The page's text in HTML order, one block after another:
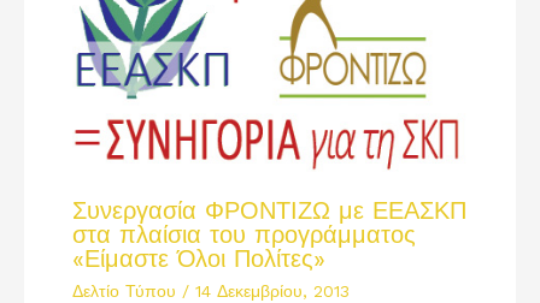
Συνεργασία ΦΡΟΝΤΙΖΩ με ΕΕΑΣΚΠ
στα πλαίσια του προγράμματος
«Είμαστε Όλοι Πολίτες»
Δελτίο Τύπου / 14 Δεκεμβρίου, 2013